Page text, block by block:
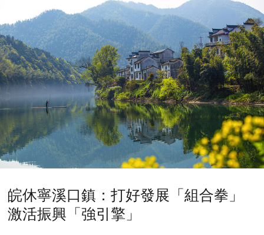
皖休寧溪口鎮：打好發展「組合拳」
激活振興「強引擎」